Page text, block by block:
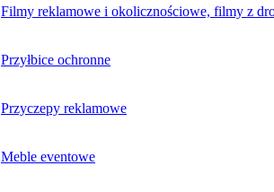
Filmy reklamowe i okolicznościowe, filmy z
Przyłbice ochronne
Przyczepy reklamowe
Meble eventowe